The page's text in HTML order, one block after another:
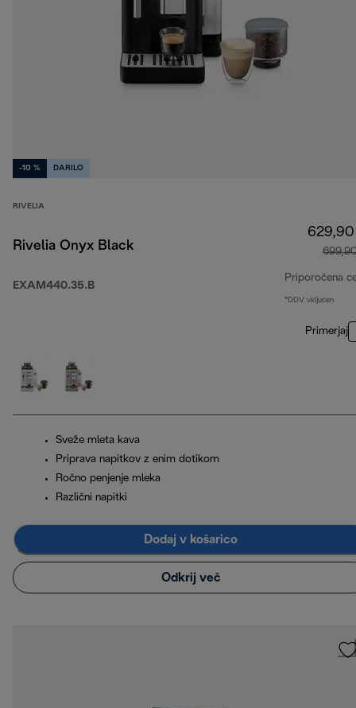
-10 % DARILO
RIVELIA
Rivelia Onyx Black
EXAM440.35.B
Priporočena
*DDV vključen
Primerjaj
Sveže mleta kava
Priprava napitkov z enim dotikom
Ročno penjenje mleka
Različni napitki
Dodaj v košarico
Odkrij več